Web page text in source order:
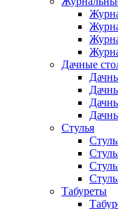
Дачные
Стулья
Табуреты